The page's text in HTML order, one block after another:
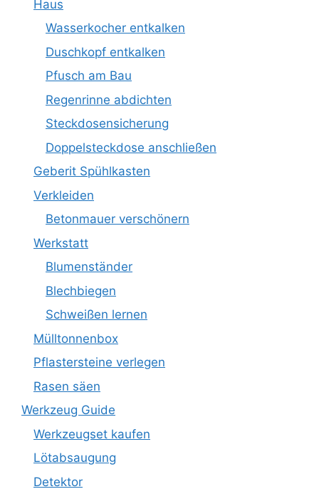
Haus
Wasserkocher entkalken
Duschkopf entkalken
Pfusch am Bau
Regenrinne abdichten
Steckdosensicherung
Doppelsteckdose anschließen
Geberit Spühlkasten
Verkleiden
Betonmauer verschönern
Werkstatt
Blumenständer
Blechbiegen
Schweißen lernen
Mülltonnenbox
Pflastersteine verlegen
Rasen säen
Werkzeug Guide
Werkzeugset kaufen
Lötabsaugung
Detektor